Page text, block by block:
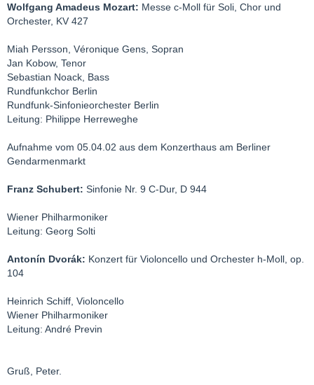
Wolfgang Amadeus Mozart: Messe c-Moll für Soli, Chor und
Orchester, KV 427
Miah Persson, Véronique Gens, Sopran
Jan Kobow, Tenor
Sebastian Noack, Bass
Rundfunkchor Berlin
Rundfunk-Sinfonieorchester Berlin
Leitung: Philippe Herreweghe
Aufnahme vom 05.04.02 aus dem Konzerthaus am Berliner
Gendarmenmarkt
Franz Schubert: Sinfonie Nr. 9 C-Dur, D 944
Wiener Philharmoniker
Leitung: Georg Solti
Antonín Dvorák: Konzert für Violoncello und Orchester h-Moll, op.
104
Heinrich Schiff, Violoncello
Wiener Philharmoniker
Leitung: André Previn
Gruß, Peter.